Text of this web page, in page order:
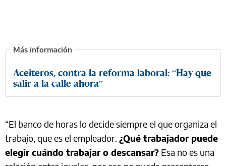
Aceiteros, contra la reforma laboral: “Hay que
salir a la calle ahora”
“El banco de horas lo decide siempre el que organiza el
trabajo, que es el empleador. ¿Qué trabajador puede
elegir cuándo trabajar o descansar? Esa no es una